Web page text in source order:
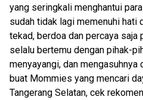
yang seringkali menghantui
sudah tidak lagi memenuhi hati
tekad, berdoa dan percaya saja
selalu bertemu dengan pihak-
menyayangi, dan mengasuhnya
buat Mommies yang mencari
Tangerang Selatan, cek